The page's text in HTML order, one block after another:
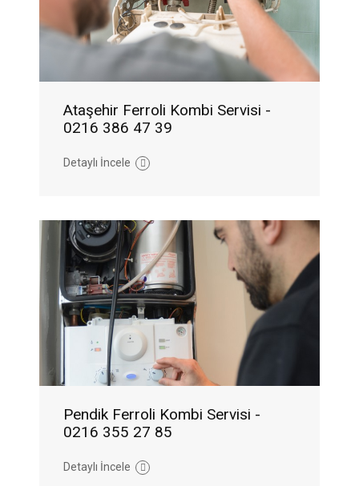
Ataşehir Ferroli Kombi Servisi -
0216 386 47 39
Detaylı İncele
Pendik Ferroli Kombi Servisi -
0216 355 27 85
Detaylı İncele